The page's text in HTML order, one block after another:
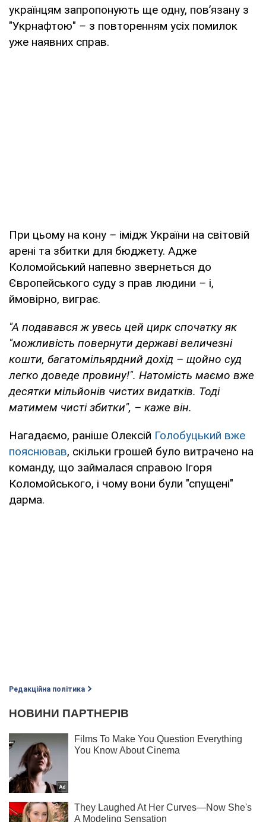
українцям запропонують ще одну, пов’язану з
"Укрнафтою" – з повторенням усіх помилок
уже наявних справ.
При цьому на кону – імідж України на світовій
арені та збитки для бюджету. Адже
Коломойський напевно звернеться до
Європейського суду з прав людини – і,
ймовірно, виграє.
"А подавався ж увесь цей цирк спочатку як
"можливість повернути державі величезні
кошти, багатомільярдний дохід – щойно суд
легко доведе провину!". Натомість маємо вже
десятки мільйонів чистих видатків. Тоді
матимем чисті збитки", – каже він.
Нагадаємо, раніше Олексій Голобуцький вже
пояснював, скільки грошей було витрачено на
команду, що займалася справою Ігоря
Коломойського, і чому вони були "спущені"
дарма.
Редакційна політика